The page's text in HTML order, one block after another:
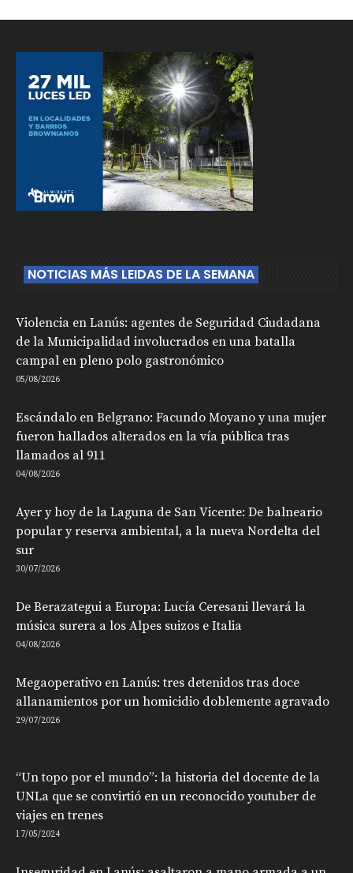
NOTICIAS MÁS LEIDAS DE LA SEMANA
Violencia en Lanús: agentes de Seguridad Ciudadana
de la Municipalidad involucrados en una batalla
campal en pleno polo gastronómico
05/08/2026
Escándalo en Belgrano: Facundo Moyano y una mujer
fueron hallados alterados en la vía pública tras
llamados al 911
04/08/2026
Ayer y hoy de la Laguna de San Vicente: De balneario
popular y reserva ambiental, a la nueva Nordelta del
sur
30/07/2026
De Berazategui a Europa: Lucía Ceresani llevará la
música surera a los Alpes suizos e Italia
04/08/2026
Megaoperativo en Lanús: tres detenidos tras doce
allanamientos por un homicidio doblemente agravado
29/07/2026
“Un topo por el mundo”: la historia del docente de la
UNLa que se convirtió en un reconocido youtuber de
viajes en trenes
17/05/2024